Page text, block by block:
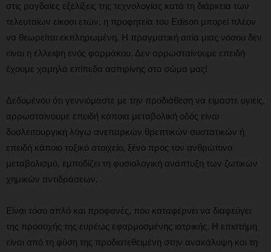
στις ραγδαίες εξελίξεις της τεχνολογίας κατά τη διάρκεια των
τελευταίων είκοσι ετών, η προφητεία του Edison μπορεί πλέον
να θεωρείται εκπληρωμένη. Η πραγματική αιτία μιας νόσου δεν
είναι η έλλειψη ενός φαρμάκου. Δεν αρρωσταίνουμε επειδή
έχουμε χαμηλά επίπεδα ασπιρίνης στο σώμα μας!
Δεδομένου ότι γεννιόμαστε με την προδιάθεση να είμαστε υγιείς,
αρρωσταίνουμε επειδή κάποια μεταβολική οδός είναι
δυσλειτουργική λόγω ανεπαρκών θρεπτικών συστατικών ή
επειδή κάποιο τοξικό στοιχείο, ξένο προς τον ανθρώπινο
μεταβολισμό, εμποδίζει τη φυσιολογική ανάπτυξη των ζωτικών
χημικών αντιδράσεων.
Είναι τόσο απλό και προφανές, που καταφέρνει να διαφεύγει
της προσοχής της ευρέως εφαρμοσμένης ιατρικής. Η επιστήμη
είναι από τη φύση της προδιατεθειμένη στην ανακάλυψη και τη